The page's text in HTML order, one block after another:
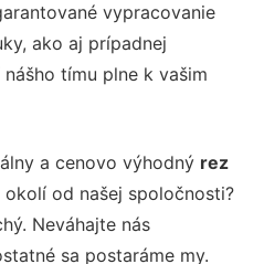
vypracovanie
ako aj prípadnej
tímu plne k vašim
a cenovo výhodný rez
okolí od našej spoločnosti?
Neváhajte nás
sa postaráme my.